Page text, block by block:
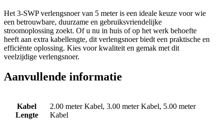
Het 3-SWP verlengsnoer van 5 meter is een ideale keuze voor wie
een betrouwbare, duurzame en gebruiksvriendelijke
stroomoplossing zoekt. Of u nu in huis of op het werk behoefte
heeft aan extra kabellengte, dit verlengsnoer biedt een praktische en
efficiënte oplossing. Kies voor kwaliteit en gemak met dit
veelzijdige verlengsnoer.
Aanvullende informatie
Kabel
Lengte
2.00 meter Kabel, 3.00 meter Kabel, 5.00 meter
Kabel